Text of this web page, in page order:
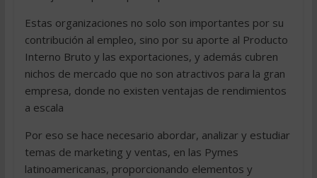
Estas organizaciones no solo son importantes por su
contribución al empleo, sino por su aporte al Producto
Interno Bruto y las exportaciones, y además cubren
nichos de mercado que no son atractivos para la gran
empresa, donde no existen ventajas de rendimientos
a escala
Por eso se hace necesario abordar, analizar y estudiar
temas de marketing y ventas, en las Pymes
latinoamericanas, proporcionando elementos y